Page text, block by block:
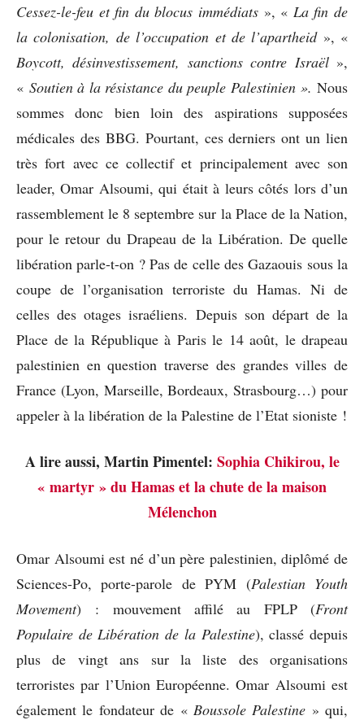
Cessez-le-feu et fin du blocus immédiats », « La fin de
la colonisation, de l’occupation et de l’apartheid», «
Boycott, désinvestissement, sanctions contre Israël»,
« Soutien à la résistance du peuple Palestinien ».Nous
sommes donc bien loin des aspirations supposées
médicales des BBG. Pourtant, ces derniers ont un lien
très fort avec ce collectif et principalement avec son
leader, Omar Alsoumi, qui était à leurs côtés lors d’un
rassemblement le 8 septembre sur la Place de la Nation,
pour le retour du Drapeau de la Libération. De quelle
libération parle-t-on ? Pas de celle des Gazaouis sous la
coupe de l’organisation terroriste du Hamas. Ni de
celles des otages israéliens. Depuis son départ de la
Place de la République à Paris le 14 août, le drapeau
palestinien en question traverse des grandes villes de
France (Lyon, Marseille, Bordeaux, Strasbourg…) pour
appeler à la libération de la Palestine de l’Etat sioniste !
A lire aussi, Martin Pimentel: Sophia Chikirou, le
« martyr » du Hamas et la chute de la maison
Mélenchon
Omar Alsoumi est né d’un père palestinien, diplômé de
Sciences-Po, porte-parole de PYM (Palestian Youth
Movement) : mouvement affilé au FPLP (Front
Populaire de Libération de la Palestine), classé depuis
plus de vingt ans sur la liste des organisations
terroristes par l’Union Européenne. Omar Alsoumi est
également le fondateur de « Boussole Palestine » qui,